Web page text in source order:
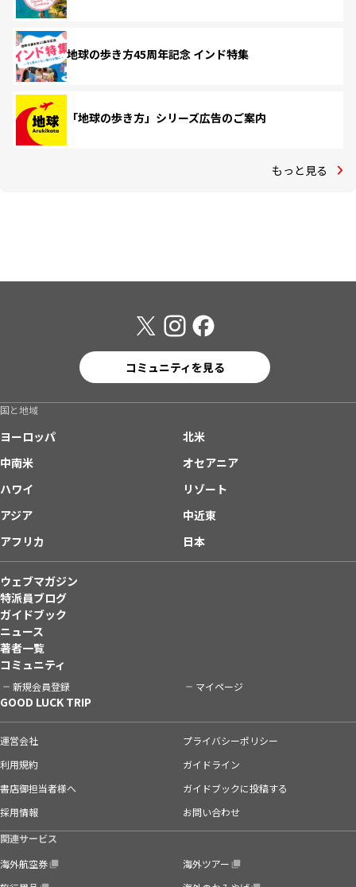
地球の歩き方45周年記念 インド特集
「地球の歩き方」シリーズ広告のご案内
もっと見る
コミュニティを見る
国と地域
ヨーロッパ
北米
中南米
オセアニア
ハワイ
リゾート
アジア
中近東
アフリカ
日本
ウェブマガジン
特派員ブログ
ガイドブック
ニュース
著者一覧
コミュニティ
新規会員登録 マイページ
GOOD LUCK TRIP
運営会社
プライバシーポリシー
利用規約
ガイドライン
書店御担当者様へ
ガイドブックに投稿する
採用情報
お問い合わせ
関連サービス
海外航空券
海外ツアー